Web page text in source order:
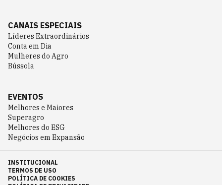
CANAIS ESPECIAIS
Líderes Extraordinários
Conta em Dia
Mulheres do Agro
Bússola
EVENTOS
Melhores e Maiores
Superagro
Melhores do ESG
Negócios em Expansão
INSTITUCIONAL
TERMOS DE USO
POLÍTICA DE COOKIES